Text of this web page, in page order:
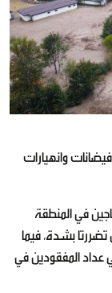
فيضانات وانهيارات
في المنطقة
تضررتا بشدة، فيما
المفقودين في